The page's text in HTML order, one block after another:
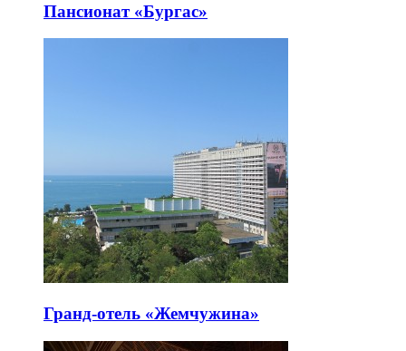
Пансионат «Бургас»
Гранд-отель «Жемчужина»